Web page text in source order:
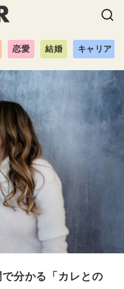
恋愛 結婚 キャリア
分かる「カレとの